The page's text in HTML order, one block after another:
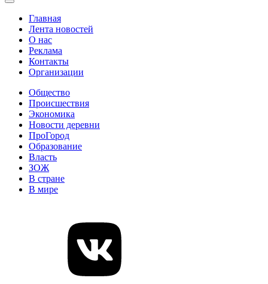
Главная
Лента новостей
О нас
Реклама
Контакты
Организации
Общество
Происшествия
Экономика
Новости деревни
ПроГород
Образование
Власть
ЗОЖ
В стране
В мире